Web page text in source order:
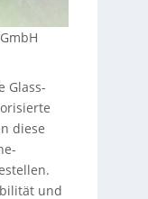
Glass-
diese
und